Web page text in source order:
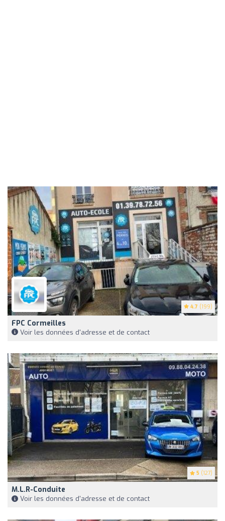
4.7 (199)
FPC Cormeilles
Voir les données d'adresse et de contact
5 (127)
M.l.r-Conduite
Voir les données d'adresse et de contact